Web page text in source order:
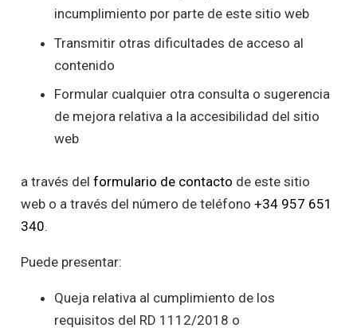
incumplimiento por parte de este sitio web
Transmitir otras dificultades de acceso al
contenido
Formular cualquier otra consulta o sugerencia
de mejora relativa a la accesibilidad del sitio
web
a través del formulario de contacto de este sitio
web o a través del número de teléfono +34 957 651
340.
Puede presentar:
Queja relativa al cumplimiento de los
requisitos del RD 1112/2018 o